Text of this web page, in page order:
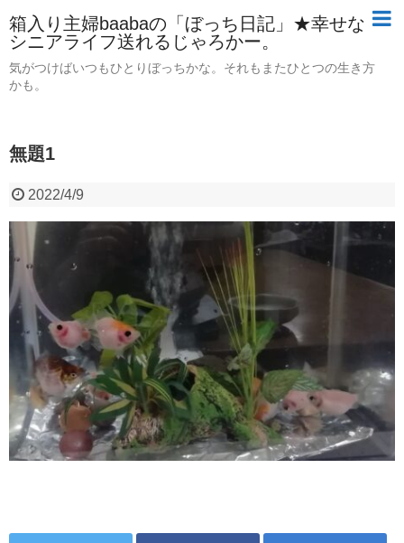
箱入り主婦baabaの「ぼっち日記」★幸せな
シニアライフ送れるじゃろかー。
気がつけばいつもひとりぼっちかな。それもまたひとつの生き方
かも。
無題1
2022/4/9